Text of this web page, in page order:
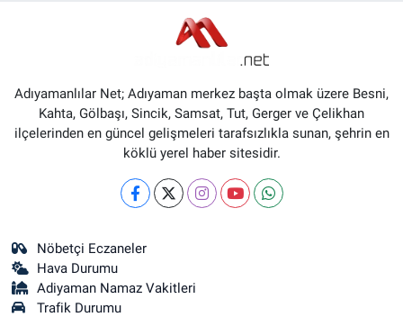
Adıyamanlılar Net; Adıyaman merkez başta olmak üzere Besni,
Kahta, Gölbaşı, Sincik, Samsat, Tut, Gerger ve Çelikhan
ilçelerinden en güncel gelişmeleri tarafsızlıkla sunan, şehrin en
köklü yerel haber sitesidir.
Nöbetçi Eczaneler
Hava Durumu
Adiyaman Namaz Vakitleri
Trafik Durumu